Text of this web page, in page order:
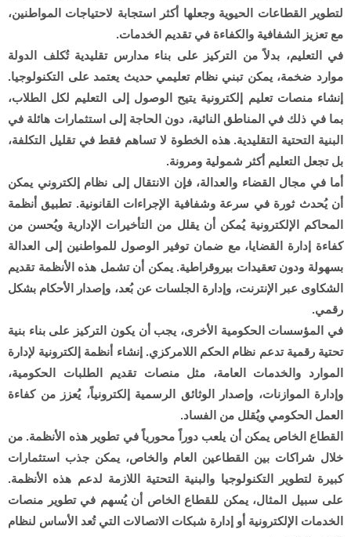
لتطوير القطاعات الحيوية وجعلها أكثر استجابة لاحتياجات المواطنين،
مع تعزيز الشفافية والكفاءة في تقديم الخدمات.
في التعليم، بدلاً من التركيز على بناء مدارس تقليدية تُكلف الدولة
موارد ضخمة، يمكن تبني نظام تعليمي حديث يعتمد على التكنولوجيا.
إنشاء منصات تعليم إلكترونية يتيح الوصول إلى التعليم لكل الطلاب،
بما في ذلك في المناطق النائية، دون الحاجة إلى استثمارات هائلة في
البنية التحتية التقليدية. هذه الخطوة لا تساهم فقط في تقليل التكلفة،
بل تجعل التعليم أكثر شمولية ومرونة.
أما في مجال القضاء والعدالة، فإن الانتقال إلى نظام إلكتروني يمكن
أن يُحدث ثورة في سرعة وشفافية الإجراءات القانونية. تطبيق أنظمة
المحاكم الإلكترونية يُمكن أن يقلل من التأخيرات الإدارية ويُحسن من
كفاءة إدارة القضايا، مع ضمان توفير الوصول للمواطنين إلى العدالة
بسهولة ودون تعقيدات بيروقراطية. يمكن أن تشمل هذه الأنظمة تقديم
الشكاوى عبر الإنترنت، وإدارة الجلسات عن بُعد، وإصدار الأحكام بشكل
رقمي.
في المؤسسات الحكومية الأخرى، يجب أن يكون التركيز على بناء بنية
تحتية رقمية تدعم نظام الحكم اللامركزي. إنشاء أنظمة إلكترونية لإدارة
الموارد والخدمات العامة، مثل منصات تقديم الطلبات الحكومية،
وإدارة الموازنات، وإصدار الوثائق الرسمية إلكترونياً، يُعزز من كفاءة
العمل الحكومي ويُقلل من الفساد.
القطاع الخاص يمكن أن يلعب دوراً محورياً في تطوير هذه الأنظمة. من
خلال شراكات بين القطاعين العام والخاص، يمكن جذب استثمارات
كبيرة لتطوير التكنولوجيا والبنية التحتية اللازمة لدعم هذه الأنظمة.
على سبيل المثال، يمكن للقطاع الخاص أن يُسهم في تطوير منصات
الخدمات الإلكترونية أو إدارة شبكات الاتصالات التي تُعد الأساس لنظام